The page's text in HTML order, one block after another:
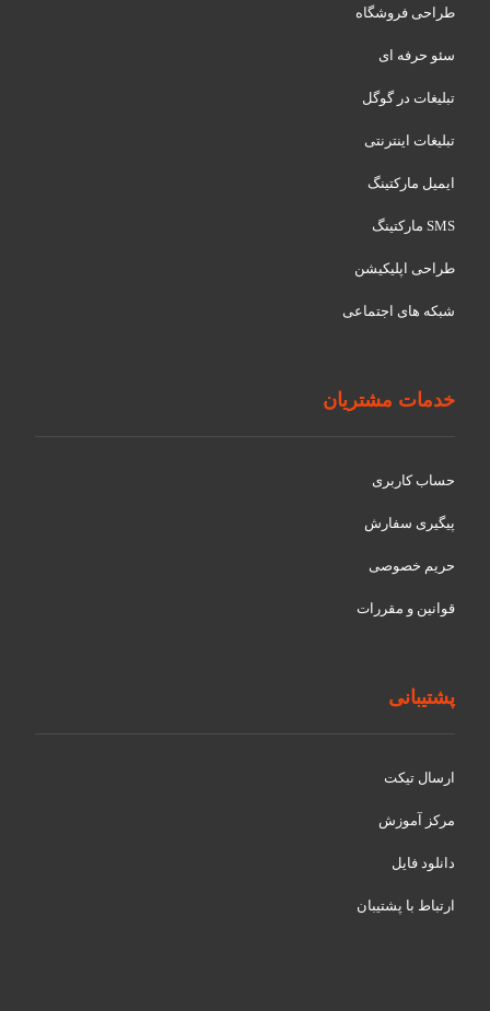
طراحی فروشگاه
سئو حرفه ای
تبلیغات در گوگل
تبلیغات اینترنتی
ایمیل مارکتینگ
SMS مارکتینگ
طراحی اپلیکیشن
شبکه های اجتماعی
خدمات مشتریان
حساب کاربری
پیگیری سفارش
حریم خصوصی
قوانین و مقررات
پشتیبانی
ارسال تیکت
مرکز آموزش
دانلود فایل
ارتباط با پشتیبان